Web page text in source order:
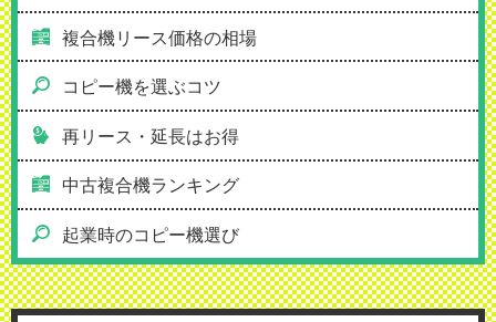
複合機リース価格の相場
コピー機を選ぶコツ
再リース・延長はお得
中古複合機ランキング
起業時のコピー機選び